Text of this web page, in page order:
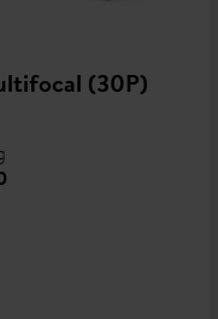
(30P)